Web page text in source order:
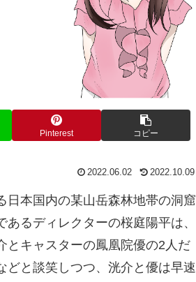
Pinterest コピー
2022.06.02 2022.10.09
日本国内の某山岳森林地帯の洞窟
るディレクターの桜庭陽平は、
とキャスターの鳳凰院優の2人だ
どと談笑しつつ、洸介と優は早速